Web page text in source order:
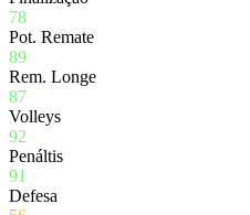
78
Pot. Remate
89
Rem. Longe
87
Volleys
92
Penáltis
91
Defesa